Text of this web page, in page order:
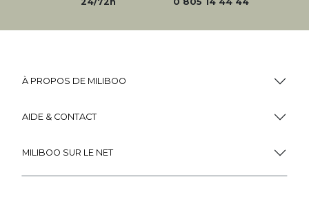
À PROPOS DE MILIBOO
AIDE & CONTACT
MILIBOO SUR LE NET